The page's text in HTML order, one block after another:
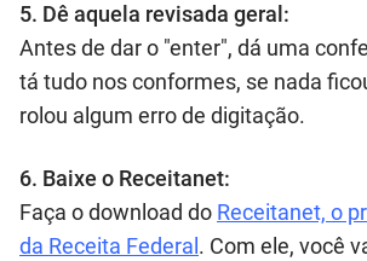
5. Dê aquela revisada geral:
Antes de dar o "enter", dá uma
tá tudo nos conformes, se nada
rolou algum erro de digitação.
6. Baixe o Receitanet:
Faça o download do Receitanet, o
da Receita Federal . Com ele, você